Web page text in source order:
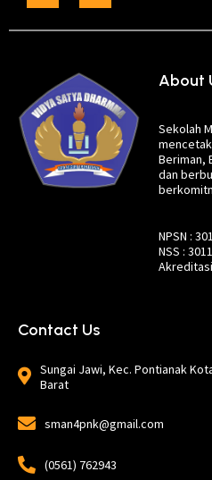
About
Sekolah
Beriman,
dan
NPSN :
NSS :
Contact Us
Sungai Jawi, Kec. Pontianak
Barat
sman4pnk@gmail.com
(0561) 762943